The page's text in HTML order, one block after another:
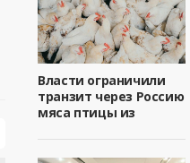
Власти ограничили
транзит через Россию
мяса птицы из